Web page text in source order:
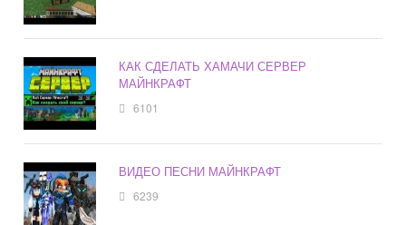
КАК СДЕЛАТЬ ХАМАЧИ СЕРВЕР
МАЙНКРАФТ
6101
ВИДЕО ПЕСНИ МАЙНКРАФТ
6239